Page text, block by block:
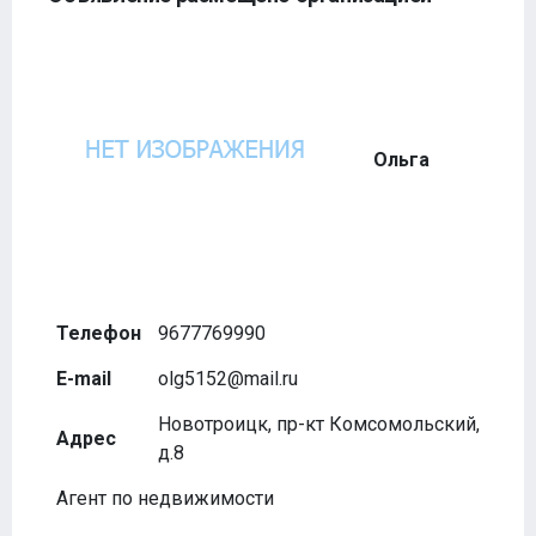
Ольга
Телефон
9677769990
E-mail
olg5152@mail.ru
Адрес
Новотроицк, пр-кт Комсомольский,
д.8
Агент по недвижимости